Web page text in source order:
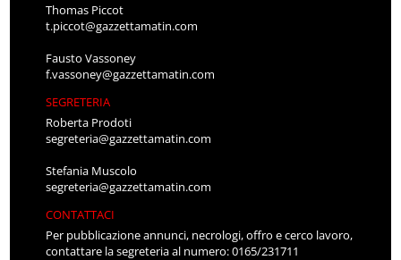
Thomas Piccot
t.piccot@gazzettamatin.com
Fausto Vassoney
f.vassoney@gazzettamatin.com
SEGRETERIA
Roberta Prodoti
segreteria@gazzettamatin.com
Stefania Muscolo
segreteria@gazzettamatin.com
CONTATTACI
Per pubblicazione annunci, necrologi, offro e cerco lavoro,
contattare la segreteria al numero: 0165/231711